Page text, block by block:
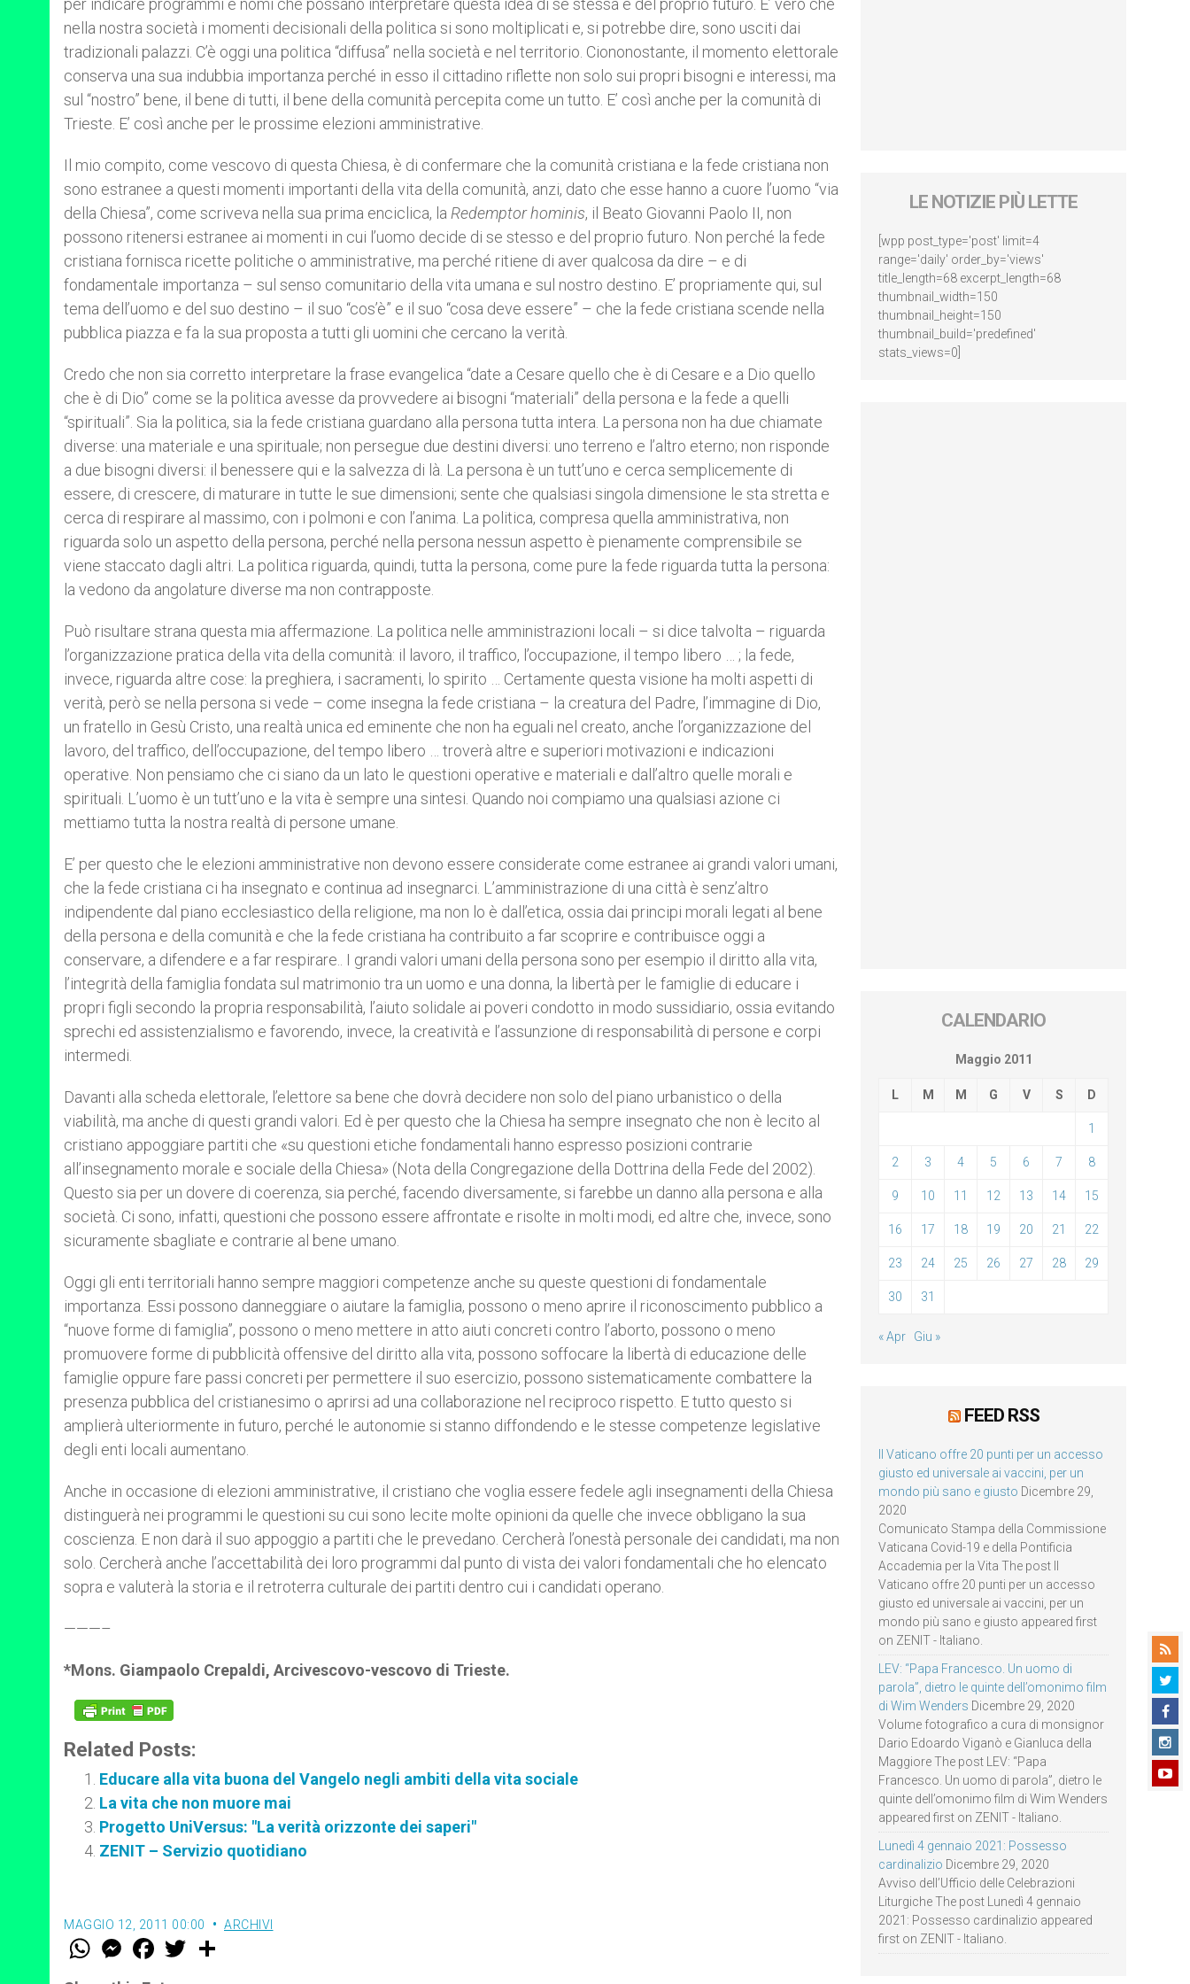
per indicare programmi e nomi che possano interpretare questa idea di se stessa e del proprio futuro. E’ vero che
nella nostra società i momenti decisionali della politica si sono moltiplicati e, si potrebbe dire, sono usciti dai
tradizionali palazzi. C’è oggi una politica “diffusa” nella società e nel territorio. Ciononostante, il momento elettorale
conserva una sua indubbia importanza perché in esso il cittadino riflette non solo sui propri bisogni e interessi, ma
sul “nostro” bene, il bene di tutti, il bene della comunità percepita come un tutto. E’ così anche per la comunità di
Trieste. E’ così anche per le prossime elezioni amministrative.
Il mio compito, come vescovo di questa Chiesa, è di confermare che la comunità cristiana e la fede cristiana non
sono estranee a questi momenti importanti della vita della comunità, anzi, dato che esse hanno a cuore l’uomo “via
della Chiesa”, come scriveva nella sua prima enciclica, la Redemptor hominis, il Beato Giovanni Paolo II, non
possono ritenersi estranee ai momenti in cui l’uomo decide di se stesso e del proprio futuro. Non perché la fede
cristiana fornisca ricette politiche o amministrative, ma perché ritiene di aver qualcosa da dire – e di
fondamentale importanza – sul senso comunitario della vita umana e sul nostro destino. E’ propriamente qui, sul
tema dell’uomo e del suo destino – il suo “cos’è” e il suo “cosa deve essere” – che la fede cristiana scende nella
pubblica piazza e fa la sua proposta a tutti gli uomini che cercano la verità.
Credo che non sia corretto interpretare la frase evangelica “date a Cesare quello che è di Cesare e a Dio quello
che è di Dio” come se la politica avesse da provvedere ai bisogni “materiali” della persona e la fede a quelli
“spirituali”. Sia la politica, sia la fede cristiana guardano alla persona tutta intera. La persona non ha due chiamate
diverse: una materiale e una spirituale; non persegue due destini diversi: uno terreno e l’altro eterno; non risponde
a due bisogni diversi: il benessere qui e la salvezza di là. La persona è un tutt’uno e cerca semplicemente di
essere, di crescere, di maturare in tutte le sue dimensioni; sente che qualsiasi singola dimensione le sta stretta e
cerca di respirare al massimo, con i polmoni e con l’anima. La politica, compresa quella amministrativa, non
riguarda solo un aspetto della persona, perché nella persona nessun aspetto è pienamente comprensibile se
viene staccato dagli altri. La politica riguarda, quindi, tutta la persona, come pure la fede riguarda tutta la persona:
la vedono da angolature diverse ma non contrapposte.
Può risultare strana questa mia affermazione. La politica nelle amministrazioni locali – si dice talvolta – riguarda
l’organizzazione pratica della vita della comunità: il lavoro, il traffico, l’occupazione, il tempo libero … ; la fede,
invece, riguarda altre cose: la preghiera, i sacramenti, lo spirito … Certamente questa visione ha molti aspetti di
verità, però se nella persona si vede – come insegna la fede cristiana – la creatura del Padre, l’immagine di Dio,
un fratello in Gesù Cristo, una realtà unica ed eminente che non ha eguali nel creato, anche l’organizzazione del
lavoro, del traffico, dell’occupazione, del tempo libero … troverà altre e superiori motivazioni e indicazioni
operative. Non pensiamo che ci siano da un lato le questioni operative e materiali e dall’altro quelle morali e
spirituali. L’uomo è un tutt’uno e la vita è sempre una sintesi. Quando noi compiamo una qualsiasi azione ci
mettiamo tutta la nostra realtà di persone umane.
E’ per questo che le elezioni amministrative non devono essere considerate come estranee ai grandi valori umani,
che la fede cristiana ci ha insegnato e continua ad insegnarci. L’amministrazione di una città è senz’altro
indipendente dal piano ecclesiastico della religione, ma non lo è dall’etica, ossia dai principi morali legati al bene
della persona e della comunità e che la fede cristiana ha contribuito a far scoprire e contribuisce oggi a
conservare, a difendere e a far respirare.. I grandi valori umani della persona sono per esempio il diritto alla vita,
l’integrità della famiglia fondata sul matrimonio tra un uomo e una donna, la libertà per le famiglie di educare i
propri figli secondo la propria responsabilità, l’aiuto solidale ai poveri condotto in modo sussidiario, ossia evitando
sprechi ed assistenzialismo e favorendo, invece, la creatività e l’assunzione di responsabilità di persone e corpi
intermedi.
Davanti alla scheda elettorale, l’elettore sa bene che dovrà decidere non solo del piano urbanistico o della
viabilità, ma anche di questi grandi valori. Ed è per questo che la Chiesa ha sempre insegnato che non è lecito al
cristiano appoggiare partiti che «su questioni etiche fondamentali hanno espresso posizioni contrarie
all’insegnamento morale e sociale della Chiesa» (Nota della Congregazione della Dottrina della Fede del 2002).
Questo sia per un dovere di coerenza, sia perché, facendo diversamente, si farebbe un danno alla persona e alla
società. Ci sono, infatti, questioni che possono essere affrontate e risolte in molti modi, ed altre che, invece, sono
sicuramente sbagliate e contrarie al bene umano.
Oggi gli enti territoriali hanno sempre maggiori competenze anche su queste questioni di fondamentale
importanza. Essi possono danneggiare o aiutare la famiglia, possono o meno aprire il riconoscimento pubblico a
“nuove forme di famiglia”, possono o meno mettere in atto aiuti concreti contro l’aborto, possono o meno
promuovere forme di pubblicità offensive del diritto alla vita, possono soffocare la libertà di educazione delle
famiglie oppure fare passi concreti per permettere il suo esercizio, possono sistematicamente combattere la
presenza pubblica del cristianesimo o aprirsi ad una collaborazione nel reciproco rispetto. E tutto questo si
amplierà ulteriormente in futuro, perché le autonomie si stanno diffondendo e le stesse competenze legislative
degli enti locali aumentano.
Anche in occasione di elezioni amministrative, il cristiano che voglia essere fedele agli insegnamenti della Chiesa
distinguerà nei programmi le questioni su cui sono lecite molte opinioni da quelle che invece obbligano la sua
coscienza. E non darà il suo appoggio a partiti che le prevedano. Cercherà l’onestà personale dei candidati, ma non
solo. Cercherà anche l’accettabilità dei loro programmi dal punto di vista dei valori fondamentali che ho elencato
sopra e valuterà la storia e il retroterra culturale dei partiti dentro cui i candidati operano.
———–
*Mons. Giampaolo Crepaldi, Arcivescovo-vescovo di Trieste.
Related Posts:
Educare alla vita buona del Vangelo negli ambiti della vita sociale
La vita che non muore mai
Progetto UniVersus: "La verità orizzonte dei saperi"
ZENIT – Servizio quotidiano
MAGGIO 12, 2011 00:00 ARCHIVI
W M
e
F
a w
LE NOTIZIE PIÙ LETTE
[wpp post_type='post' limit=4
range='daily' order_by='views'
title_length=68 excerpt_length=68
thumbnail_width=150
thumbnail_height=150
thumbnail_build='predefined'
stats_views=0]
CALENDARIO
Maggio 2011
L M M G V S D
1
2 3 4 5 6 7 8
9 10 11 12 13 14 15
16 17 18 19 20 21 22
23 24 25 26 27 28 29
30 31
« Apr Giu »
FEED RSS
Il Vaticano offre 20 punti per un accesso
giusto ed universale ai vaccini, per un
mondo più sano e giusto Dicembre 29,
2020
Comunicato Stampa della Commissione
Vaticana Covid-19 e della Pontificia
Accademia per la Vita The post Il
Vaticano offre 20 punti per un accesso
giusto ed universale ai vaccini, per un
mondo più sano e giusto appeared first
on ZENIT - Italiano.
LEV: “Papa Francesco. Un uomo di
parola”, dietro le quinte dell’omonimo film
di Wim Wenders Dicembre 29, 2020
Volume fotografico a cura di monsignor
Dario Edoardo Viganò e Gianluca della
Maggiore The post LEV: “Papa
Francesco. Un uomo di parola”, dietro le
quinte dell’omonimo film di Wim Wenders
appeared first on ZENIT - Italiano.
Lunedì 4 gennaio 2021: Possesso
cardinalizio Dicembre 29, 2020
Avviso dell’Ufficio delle Celebrazioni
Liturgiche The post Lunedì 4 gennaio
2021: Possesso cardinalizio appeared
first on ZENIT - Italiano.